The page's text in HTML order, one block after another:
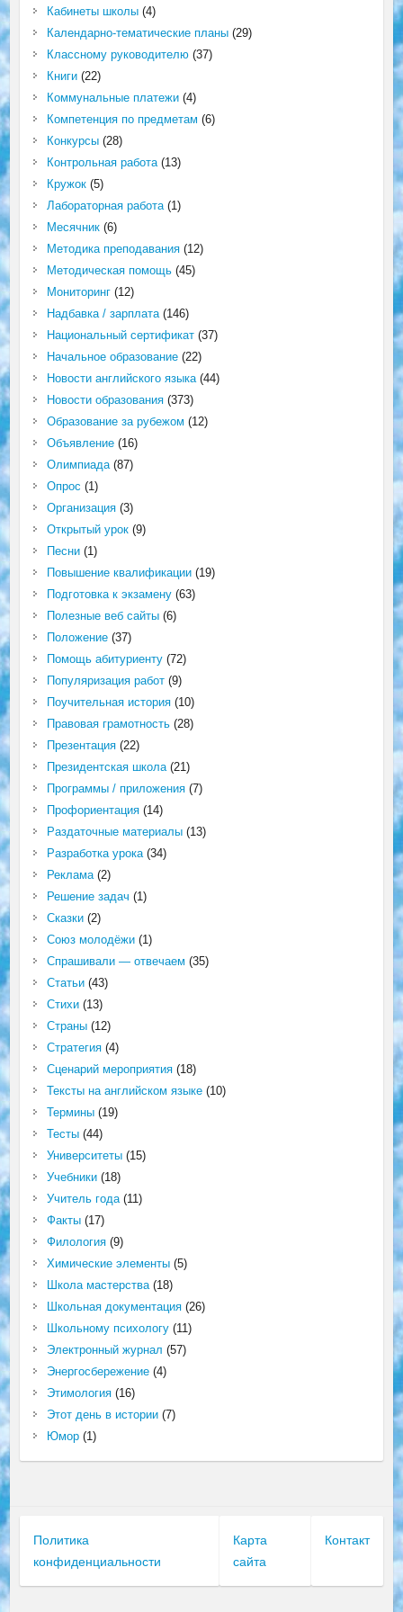
Кабинеты школы(4)
Календарно-тематические планы(29)
Классному руководителю(37)
Книги(22)
Коммунальные платежи(4)
Компетенция по предметам (6)
Конкурсы(28)
Контрольная работа(13)
Кружок(5)
Лабораторная работа(1)
Месячник(6)
Методика преподавания(12)
Методическая помощь(45)
Мониторинг(12)
Надбавка / зарплата(146)
Национальный сертификат(37)
Начальное образование(22)
Новости английского языка(44)
Новости образования(373)
Образование за рубежом (12)
Объявление(16)
Олимпиада(87)
Опрос (1)
Организация(3)
Открытый урок(9)
Песни(1)
Повышение квалификации(19)
Подготовка к экзамену(63)
Полезные веб сайты(6)
Положение(37)
Помощь абитуриенту(72)
Популяризация работ(9)
Поучительная история(10)
Правовая грамотность(28)
Презентация(22)
Президентская школа(21)
Программы / приложения(7)
Профориентация(14)
Раздаточные материалы(13)
Разработка урока(34)
Реклама(2)
Решение задач (1)
Сказки(2)
Союз молодёжи(1)
Спрашивали — отвечаем (35)
Статьи(43)
Стихи(13)
Страны(12)
Стратегия(4)
Сценарий мероприятия(18)
Тексты на английском языке(10)
Термины(19)
Тесты(44)
Университеты(15)
Учебники(18)
Учитель года(11)
Факты(17)
Филология(9)
Химические элементы(5)
Школа мастерства(18)
Школьная документация(26)
Школьному психологу(11)
Электронный журнал (57)
Энергосбережение(4)
Этимология(16)
Этот день в истории(7)
Юмор(1)
Политика
конфиденциальности
Карта
сайта
Контакт